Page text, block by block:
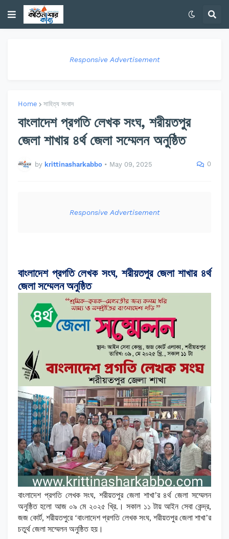
Responsive Advertisement
Home সাহিত্য সংবাদ
বাংলাদেশ প্রগতি লেখক সংঘ, শরীয়তপুর
জেলা শাখার ৪র্থ জেলা সম্মেলন অনুষ্ঠিত
by krittinasharkabbo • May 09, 2025 0
Responsive Advertisement
বাংলাদেশ প্রগতি লেখক সংঘ, শরীয়তপুর জেলা শাখার ৪র্থ
জেলা সম্মেলন অনুষ্ঠিত
বাংলাদেশ প্রগতি লেখক সংঘ, শরীয়তপুর জেলা শাখা’র ৪র্থ জেলা সম্মেলন
অনুষ্ঠিত হলো আজ ০৯ মে ২০২৫ খ্রি.। সকাল ১১ টায় আইন সেবা কেন্দ্র,
জজ কোর্ট, শরীয়তপুরে ‘বাংলাদেশ প্রগতি লেখক সংঘ, শরীয়তপুর জেলা শাখা’র
চতুর্থ জেলা সম্মেলন অনুষ্ঠিত হয়।